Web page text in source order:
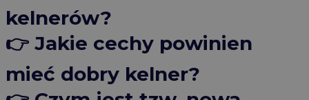
kelnerów?
👉 Jakie cechy powinien
mieć dobry kelner?